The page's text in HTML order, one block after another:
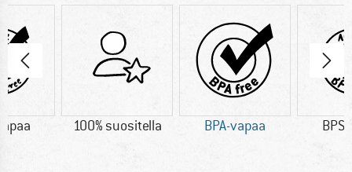
100% suositella BPA-vapaa